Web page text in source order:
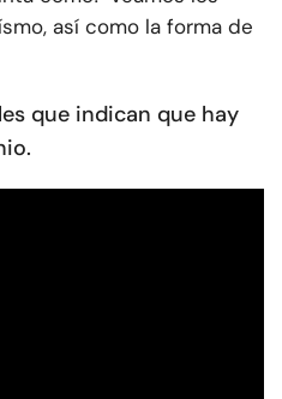
así como la forma de
que indican que hay